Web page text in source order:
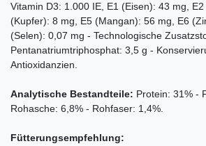
Vitamin D3: 1.000 IE, E1 (Eisen): 43 mg,
(Kupfer): 8 mg, E5 (Mangan): 56 mg, E6
(Selen): 0,07 mg - Technologische
Pentanatriumtriphosphat: 3,5 g -
Antioxidanzien.
Analytische Bestandteile: Protein: 31% -
Rohasche: 6,8% - Rohfaser: 1,4%.
Fütterungsempfehlung: